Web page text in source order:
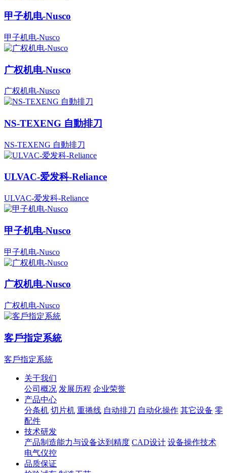
甲子机电-Nusco
甲子机电-Nusco
广权机电-Nusco
广权机电-Nusco
NS-TEXENG 自動排刀
NS-TEXENG 自動排刀
ULVAC-爱发科-Reliance
ULVAC-爱发科-Reliance
甲子机电-Nusco
甲子机电-Nusco
广权机电-Nusco
广权机电-Nusco
客戶指定系統
客戶指定系統
关于我们
公司概况 发展历程 企业荣誉
产品中心
分条机 切片机 重捲线 自动排刀 自动化操作 其它设备 零
配件
技术研发
产品制造能力与设备达到精度 CAD设计 设备操作技术
电气仪控
品质保证